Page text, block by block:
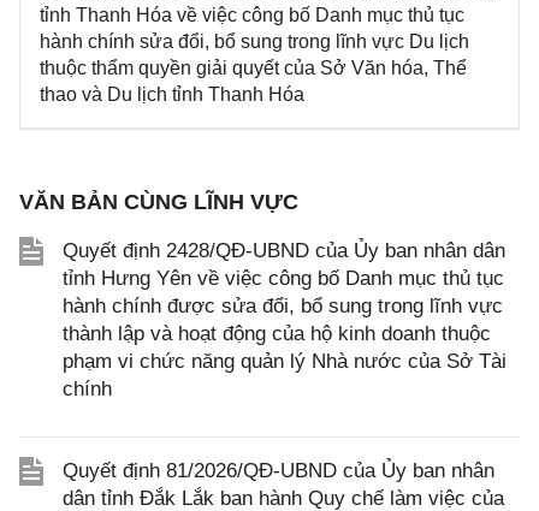
tỉnh Thanh Hóa về việc công bố Danh mục thủ tục
hành chính sửa đổi, bổ sung trong lĩnh vực Du lịch
thuộc thẩm quyền giải quyết của Sở Văn hóa, Thể
thao và Du lịch tỉnh Thanh Hóa
VĂN BẢN CÙNG LĨNH VỰC
Quyết định 2428/QĐ-UBND của Ủy ban nhân dân
tỉnh Hưng Yên về việc công bố Danh mục thủ tục
hành chính được sửa đổi, bổ sung trong lĩnh vực
thành lập và hoạt động của hộ kinh doanh thuộc
phạm vi chức năng quản lý Nhà nước của Sở Tài
chính
Quyết định 81/2026/QĐ-UBND của Ủy ban nhân
dân tỉnh Đắk Lắk ban hành Quy chế làm việc của